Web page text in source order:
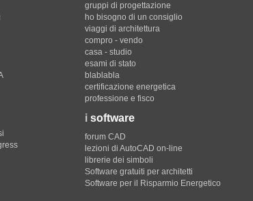
gruppi di progettazione
ho bisogno di un consiglio
viaggi di architettura
compro - vendo
casa - studio
esami di stato
blablabla
certificazione energetica
professione e fisco
i software
forum CAD
lezioni di AutoCAD on-line
librerie dei simboli
Software gratuiti per architetti
Software per il Risparmio Energetico